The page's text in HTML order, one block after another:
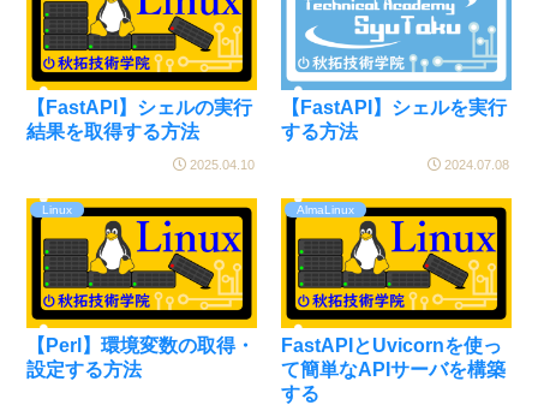
【FastAPI】シェルの実行
結果を取得する方法
2025.04.10
【FastAPI】シェルを実行
する方法
2024.07.08
Linux
【Perl】環境変数の取得・
設定する方法
AlmaLinux
FastAPIとUvicornを使っ
て簡単なAPIサーバを構築
する